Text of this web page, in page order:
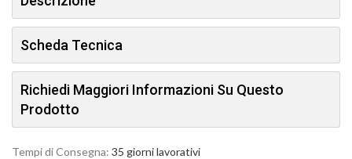
Scheda Tecnica
Richiedi Maggiori Informazioni Su Questo
Prodotto
Tempi di Consegna: 35 giorni lavorativi